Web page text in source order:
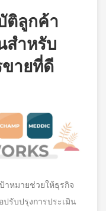
ติลูกค้า
สำหรับ
ายที่ดี
าหมายช่วยให้ธุรกิจ
ปรับปรุงการประเมิน